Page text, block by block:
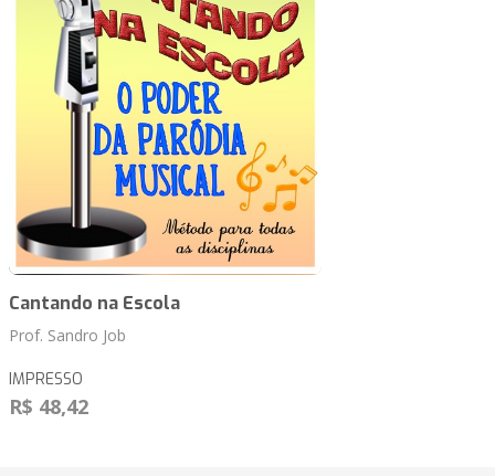
Cantando na Escola
Prof. Sandro Job
IMPRESSO
R$ 48,42